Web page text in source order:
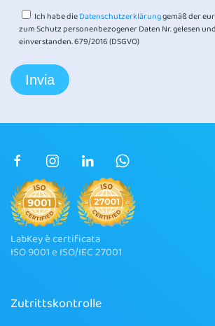
Ich habe dieDatenschutzerklärunggemäß der
zum Schutz personenbezogener Daten Nr. gelesen
einverstanden. 679/2016 (DSGVO)
LabKey è certificata
ISO 9001 e ISO/IEC 27001
Zutrittskontrolle